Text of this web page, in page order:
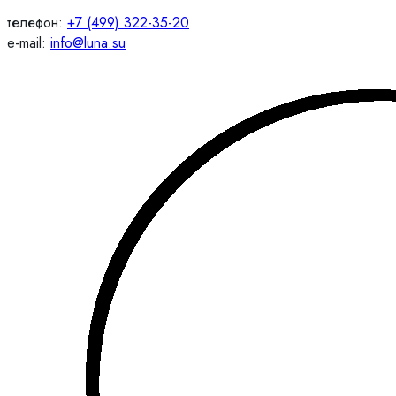
телефон: +7 (499) 322-35-20
e-mail: info@luna.su